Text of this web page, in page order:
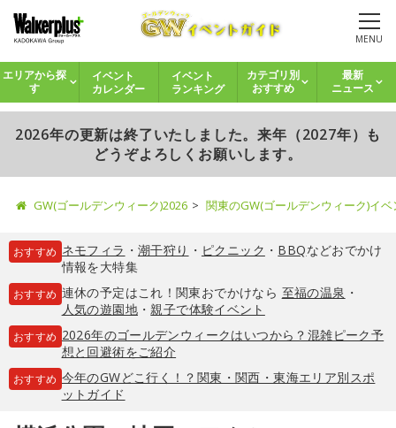
MENU
エリアから探
す
イベント
カレンダー
イベント
ランキング
カテゴリ別
おすすめ
最新
ニュース
2026年の更新は終了いたしました。来年（2027年）も
どうぞよろしくお願いします。
GW(ゴールデンウィーク)2026 関東のGW(ゴールデンウィーク)イ
おすすめ ネモフィラ ・ 潮干狩り ・ ピクニック ・ BBQなどおでかけ
情報を大特集
おすすめ 連休の予定はこれ！関東おでかけなら 至福の温泉 ・
人気の遊園地・親子で体験イベント
おすすめ 2026年のゴールデンウィークはいつから？混雑ピーク予
想と回避術をご紹介
おすすめ 今年のGWどこ行く！？関東・関西・東海エリア別スポ
ットガイド